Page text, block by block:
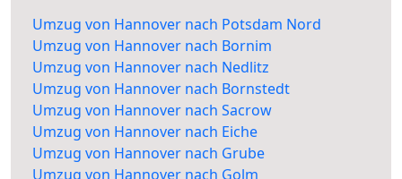
Umzug von Hannover nach Potsdam Nord
Umzug von Hannover nach Bornim
Umzug von Hannover nach Nedlitz
Umzug von Hannover nach Bornstedt
Umzug von Hannover nach Sacrow
Umzug von Hannover nach Eiche
Umzug von Hannover nach Grube
Umzug von Hannover nach Golm